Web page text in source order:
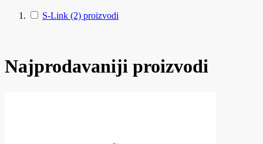
S-Link (2) proizvodi
Najprodavaniji proizvodi